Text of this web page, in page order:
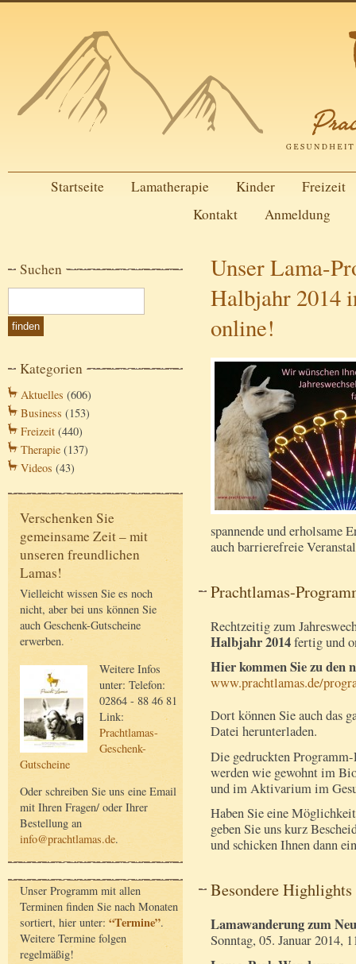
Startseite Lamatherapie Kinder
Freizeit
Kontakt
Anmeldung
Suchen
Kategorien
Aktuelles (606)
Business (153)
Freizeit (440)
Therapie (137)
Videos (43)
Verschenken Sie
gemeinsame Zeit – mit
unseren freundlichen
Lamas!
Vielleicht wissen Sie es noch
nicht, aber bei uns können Sie
auch Geschenk-Gutscheine
erwerben.
Weitere Infos
unter: Telefon:
02864 - 88 46 81
Link:
Prachtlamas-
Geschenk-
Gutscheine
Oder schreiben Sie uns eine Email
mit Ihren Fragen/ oder Ihrer
Bestellung an
info@prachtlamas.de.
Unser Programm mit allen
Terminen finden Sie nach Monaten
sortiert, hier unter: “Termine”.
Weitere Termine folgen
regelmäßig!
Unser Lama-
Halbjahr 2014
online!
spannende und erholsame
auch barrierefreie
Prachtlamas-
Rechtzeitig zum
Halbjahr 2014fertig und
Hier kommen Sie zu den
www.prachtlamas.de/
Dort können Sie auch das
Datei herunterladen.
Die gedruckten
werden wie gewohnt im
und im Aktivarium im
Haben Sie eine
geben Sie uns kurz
und schicken Ihnen dann
Besondere
Lamawanderung zum
Sonntag, 05. Januar 2014,